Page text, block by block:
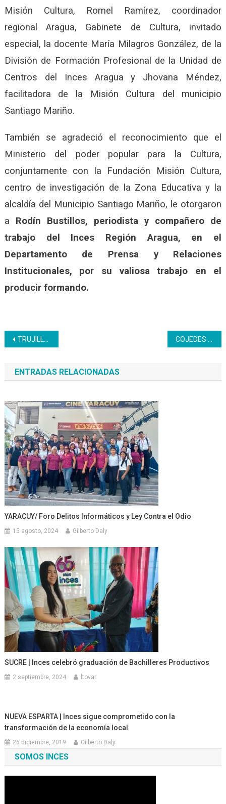
Misión Cultura, Romel Ramírez, coordinador
regional Aragua, Gabinete de Cultura, invitado
especial, la docente María Milagros González, de la
División de Formación Profesional de la Unidad de
Centros del Inces Aragua y Jhovana Méndez,
facilitadora de la Misión Cultura del municipio
Santiago Mariño.
También se agradeció el reconocimiento que el
Ministerio del poder popular para la Cultura,
conjuntamente con la Fundación Misión Cultura,
centro de investigación de la Zona Educativa y la
alcaldía del Municipio Santiago Mariño, le otorgaron
a Rodín Bustillos, periodista y compañero de
trabajo del Inces Región Aragua, en el
Departamento de Prensa y Relaciones
Institucionales, por su valiosatrabajo en el
producir formando.
Navegación
de
entradas
TRUJILLO | Curso de Serigrafía avanza en su formación
ENTRADAS RELACIONADAS
YARACUY/ Foro Delitos Informáticos y Ley Contra el Odio
15 agosto, 2024 Gilberto Daly
SUCRE | Inces celebró graduación de Bachilleres Productivos
2 septiembre, 2024 ltovar
NUEVA ESPARTA | Inces sigue comprometido con la
transformación de la economía local
26 diciembre, 2019 Gilberto Daly
SOMOS INCES